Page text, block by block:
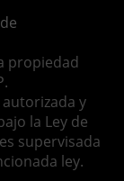
propiedad
y
la Ley de
supervisada
ley.